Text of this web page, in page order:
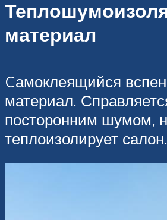
материал
Cамоклеящийся
материал.
посторонним шумом,
теплоизолирует салон.